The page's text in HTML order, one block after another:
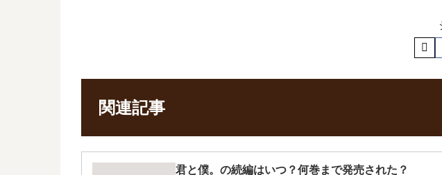
関連記事
君と僕。の続編はいつ？何巻まで発売された？